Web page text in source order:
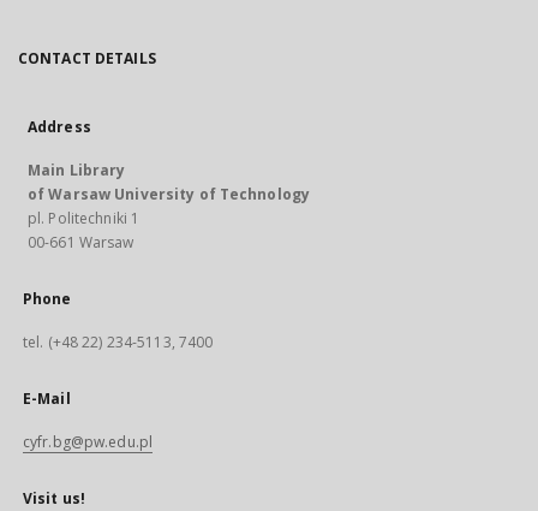
CONTACT DETAILS
Address
Main Library
of Warsaw University of Technology
pl. Politechniki 1
00-661 Warsaw
Phone
tel. (+48 22) 234-5113, 7400
E-Mail
cyfr.bg@pw.edu.pl
Visit us!